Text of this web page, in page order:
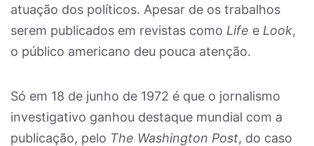
atuação dos políticos. Apesar de os trabalhos
serem publicados em revistas como Life e Look,
o público americano deu pouca atenção.
Só em 18 de junho de 1972 é que o jornalismo
investigativo ganhou destaque mundial com a
publicação, pelo The Washington Post, do caso